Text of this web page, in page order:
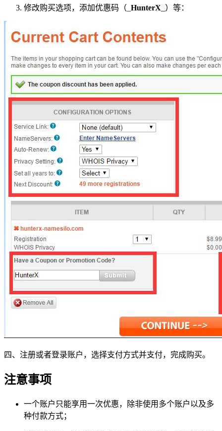
修改购买选项，添加优惠码（_ HunterX _）等：
四、注册或者登录账户，选择支付方式并支付，完成购买。
注意事项
一个账户只能享用一次优惠，除非使用多个账户以及多
种付款方式；